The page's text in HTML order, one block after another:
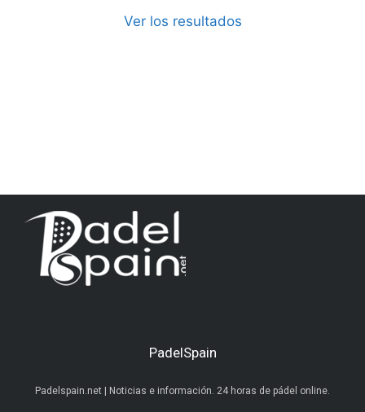
Ver los resultados
PadelSpain
Padelspain.net | Noticias e información. 24 horas de pádel online.